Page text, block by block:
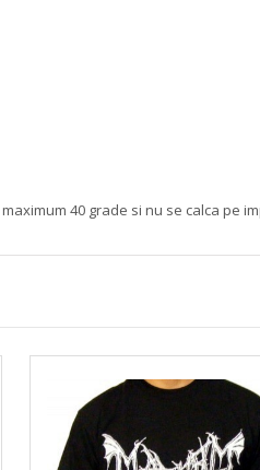
40 grade si nu se calca pe